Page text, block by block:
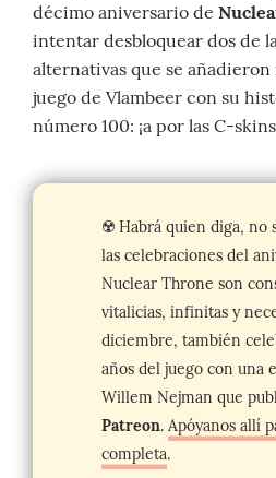
décimo aniversario de
intentar desbloquear dos de
alternativas que se
juego de Vlambeer con su
número 100: ¡a por las C-
☢️ Habrá quien diga,
las celebraciones
Nuclear Throne son
vitalicias, infinitas y